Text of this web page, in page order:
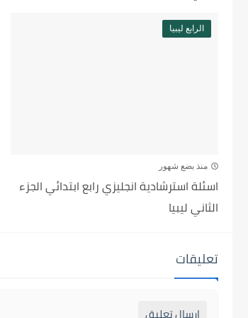
الرابع ليبيا
منذ بضع شهور
اسئلة استرشادية انجليزي رابع ابتدائي الجزء
الثاني ليبيا
تعليقات